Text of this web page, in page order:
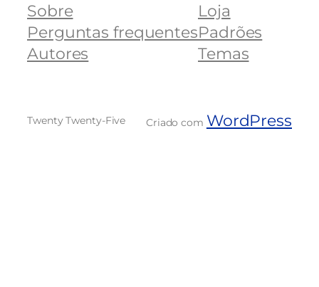
Sobre
Perguntas frequentes
Autores
Loja
Padrões
Temas
Twenty Twenty-Five Criado com WordPress